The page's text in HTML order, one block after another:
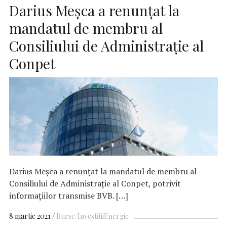
Darius Meşca a renunțat la
mandatul de membru al
Consiliului de Administrație al
Conpet
Darius Meşca a renunțat la mandatul de membru al
Consiliului de Administrație al Conpet, potrivit
informaţiilor transmise BVB. […]
8 martie 2021 Burse/InvestitiiEnergie